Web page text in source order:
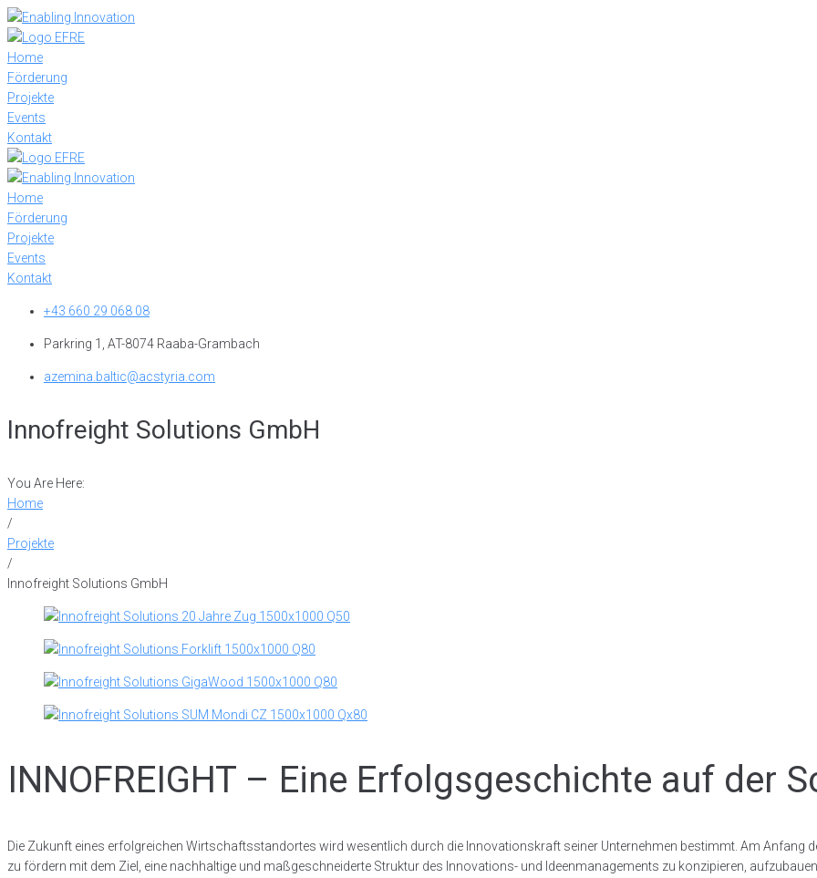
Skip
to
content
Home
Förderung
Projekte
Events
Kontakt
Home
Förderung
Projekte
Events
Kontakt
+43 660 29 068 08
Parkring 1, AT-8074 Raaba-Grambach
azemina.baltic@acstyria.com
Innofreight Solutions GmbH
You Are Here:
Home
/
Projekte
/
Innofreight Solutions GmbH
INNOFREIGHT – Eine Erfolgsgeschichte auf der
Die Zukunft eines erfolgreichen Wirtschaftsstandortes wird wesentlich durch die Innovationskraft seiner Unternehmen bestimmt. Am Anfang
zu fördern mit dem Ziel, eine nachhaltige und maßgeschneiderte Struktur des Innovations- und Ideenmanagements zu konzipieren,